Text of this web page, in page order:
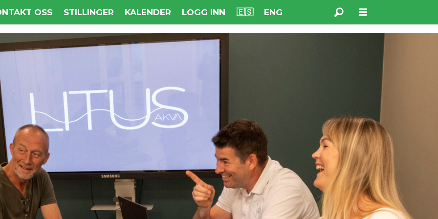
OSS STILLINGER KALENDER LOGG INN 🇪🇸 ENG